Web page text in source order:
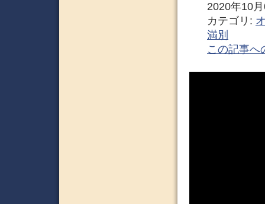
2020年10
カテゴリ:
満別
この記事へ